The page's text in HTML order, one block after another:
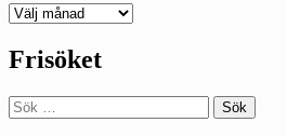
Deepedition
Frisöket
Sök
efter: